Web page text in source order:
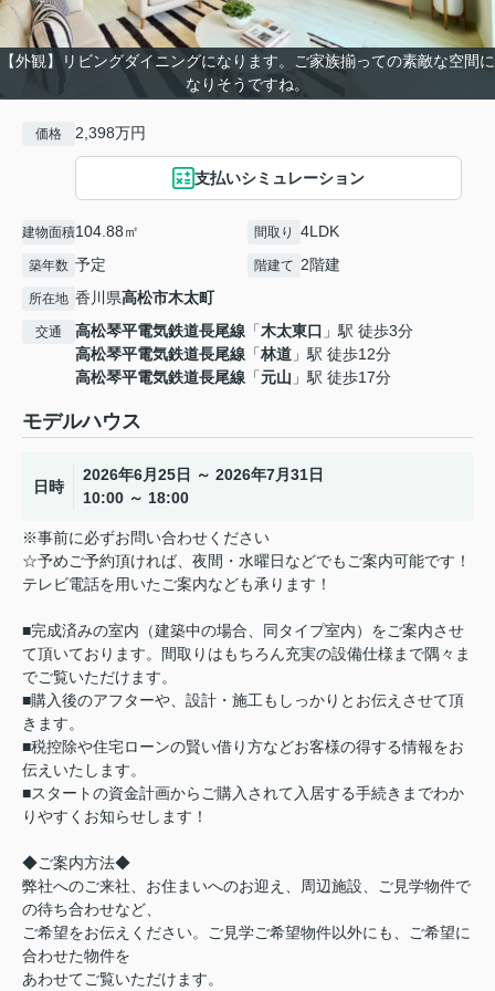
【外観】リビングダイニングになります。ご家族揃っての素敵な空間に
なりそうですね。
価格 2,398万円
支払いシミュレーション
建物面積104.88㎡ 間取り 4LDK
築年数 予定 階建て 2階建
所在地 香川県高松市木太町
交通 高松琴平電気鉄道長尾線 「木太東口 」駅 徒歩3分
高松琴平電気鉄道長尾線 「林道 」駅 徒歩12分
高松琴平電気鉄道長尾線 「元山 」駅 徒歩17分
モデルハウス
日時
2026年6月25日 ～ 2026年7月31日
10:00 ～ 18:00
※事前に必ずお問い合わせください
☆予めご予約頂ければ、夜間・水曜日などでもご案内可能です！
テレビ電話を用いたご案内なども承ります！
■完成済みの室内（建築中の場合、同タイプ室内）をご案内させ
て頂いております。間取りはもちろん充実の設備仕様まで隅々ま
でご覧いただけます。
■購入後のアフターや、設計・施工もしっかりとお伝えさせて頂
きます。
■税控除や住宅ローンの賢い借り方などお客様の得する情報をお
伝えいたします。
■スタートの資金計画からご購入されて入居する手続きまでわか
りやすくお知らせします！
◆ご案内方法◆
弊社へのご来社、お住まいへのお迎え、周辺施設、ご見学物件で
の待ち合わせなど、
ご希望をお伝えください。ご見学ご希望物件以外にも、ご希望に
合わせた物件を
あわせてご覧いただけます。